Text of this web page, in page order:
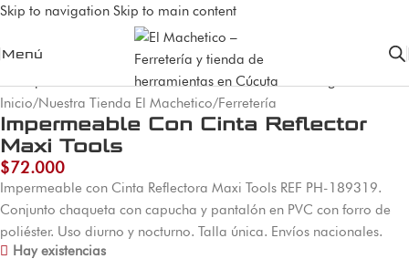
Skip to navigation Skip to main content
Menú
Inicio/Nuestra Tienda El Machetico/Ferretería
Impermeable Con Cinta Reflector
Maxi Tools
$72.000
Impermeable con Cinta Reflectora Maxi Tools REF PH-189319.
Conjunto chaqueta con capucha y pantalón en PVC con forro de
poliéster. Uso diurno y nocturno. Talla única. Envíos nacionales.
Hay existencias